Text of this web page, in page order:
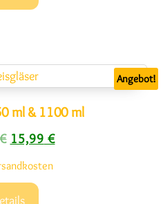
Angebot!
ml & 1100 ml
Ursprünglicher Preis war:
15,99 €Aktueller Preis ist: